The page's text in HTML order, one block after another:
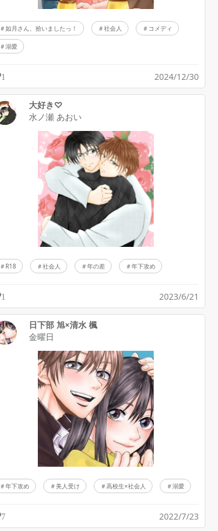
如月さん、拾いましたっ！ 社会人 コメディ
溺愛
1 2024/12/30
大好き♡
水ノ瀬 あおい
R18 社会人 年の差 年下攻め
1 2023/6/21
日下部 旭×清水 楓
金曜日
年下攻め 美人受け 高校生×社会人 溺愛
7 2022/7/23